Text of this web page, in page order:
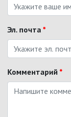
Эл. почта *
Комментарий *